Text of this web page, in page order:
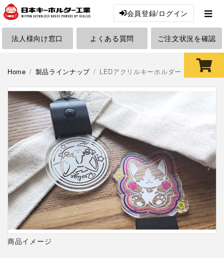
会員登録/ログイン
法人様向け窓口 よくある質問 ご注文状況を確認
Home 製品ラインナップ LEDアクリルキーホルダー
商品イメージ